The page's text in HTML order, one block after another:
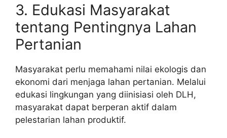
3. Edukasi Masyarakat
tentang Pentingnya Lahan
Pertanian
Masyarakat perlu memahami nilai ekologis dan
ekonomi dari menjaga lahan pertanian. Melalui
edukasi lingkungan yang diinisiasi oleh DLH,
masyarakat dapat berperan aktif dalam
pelestarian lahan produktif.